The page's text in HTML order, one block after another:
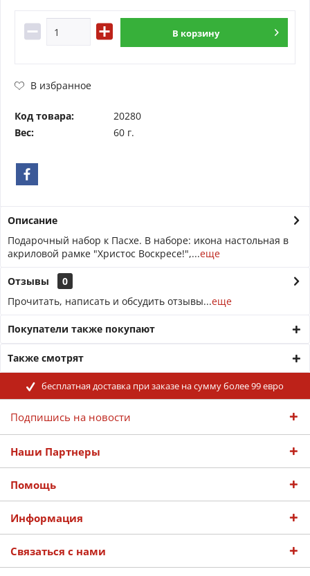
В корзину
В избранное
Код товара:
20280
Вес:
60 г.
Описание
Подарочный набор к Пасхе. В наборе: икона настольная в
акриловой рамке "Христос Воскресе!",...еще
Отзывы
0
Прочитать, написать и обсудить отзывы...еще
Покупатели также покупают
Также смотрят
бесплатная доставка при заказе на сумму более 99 евро
Подпишись на новости
Наши Партнеры
Помощь
Информация
Связаться с нами